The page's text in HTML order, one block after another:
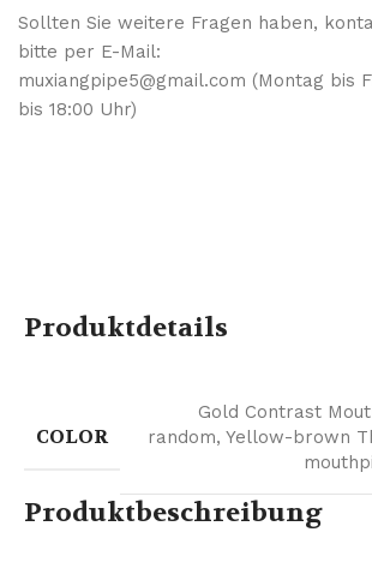
Sollten Sie weitere Fragen haben,
bitte per E-Mail:
muxiangpipe5@gmail.com (Montag bis
bis 18:00 Uhr)
Produktdetails
COLOR
Gold Contrast
random, Yellow-brown
Produktbeschreibung